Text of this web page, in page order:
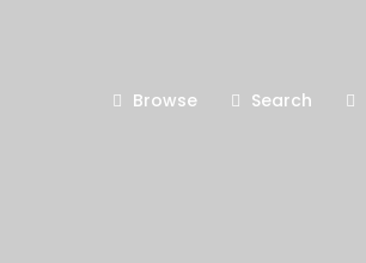
Browse Search